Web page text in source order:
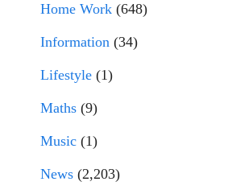
Home Work (648)
Information (34)
Lifestyle (1)
Maths (9)
Music (1)
News (2,203)